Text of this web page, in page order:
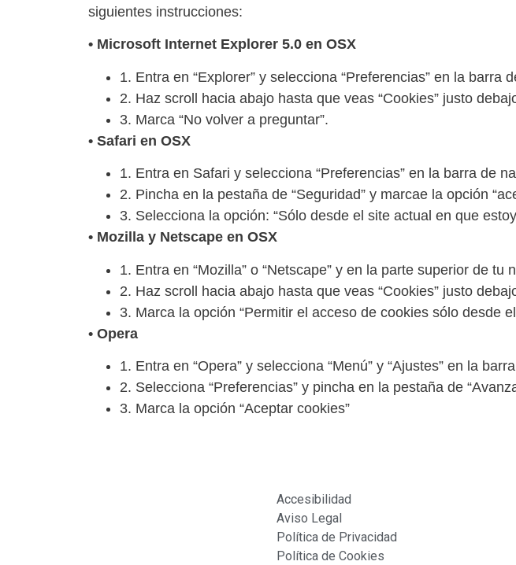
siguientes instrucciones:
• Microsoft Internet Explorer 5.0 en OSX
1. Entra en “Explorer” y selecciona “Preferencias” en la barra
2. Haz scroll hacia abajo hasta que veas “Cookies” justo
3. Marca “No volver a preguntar”.
• Safari en OSX
1. Entra en Safari y selecciona “Preferencias” en la barra de
2. Pincha en la pestaña de “Seguridad” y marcae la opción
3. Selecciona la opción: “Sólo desde el site actual en que
• Mozilla y Netscape en OSX
1. Entra en “Mozilla” o “Netscape” y en la parte superior de tu
2. Haz scroll hacia abajo hasta que veas “Cookies” justo
3. Marca la opción “Permitir el acceso de cookies sólo desde
• Opera
1. Entra en “Opera” y selecciona “Menú” y “Ajustes” en la
2. Selecciona “Preferencias” y pincha en la pestaña de
3. Marca la opción “Aceptar cookies”
Accesibilidad
Aviso Legal
Política de Privacidad
Política de Cookies